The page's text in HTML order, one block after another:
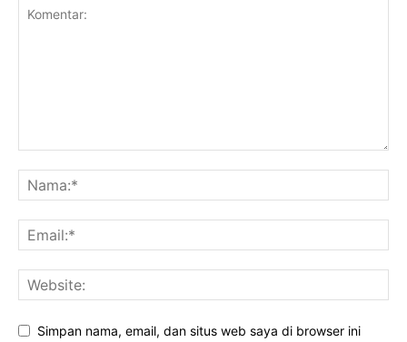
Simpan nama, email, dan situs web saya di browser ini